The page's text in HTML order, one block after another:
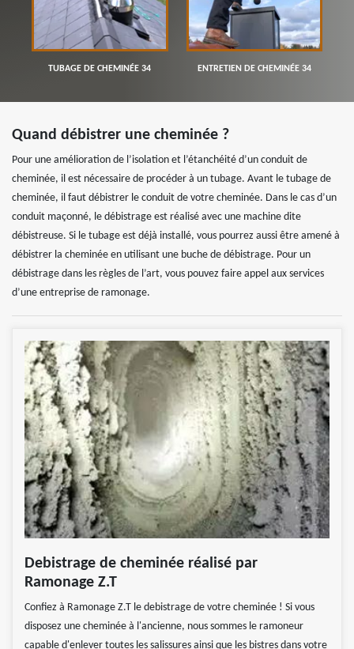
TUBAGE DE CHEMINÉE 34 ENTRETIEN DE CHEMINÉE 34
Quand débistrer une cheminée ?
Pour une amélioration de l’isolation et l’étanchéité d’un conduit de
cheminée, il est nécessaire de procéder à un tubage. Avant le tubage de
cheminée, il faut débistrer le conduit de votre cheminée. Dans le cas d’un
conduit maçonné, le débistrage est réalisé avec une machine dite
débistreuse. Si le tubage est déjà installé, vous pourrez aussi être amené à
débistrer la cheminée en utilisant une buche de débistrage. Pour un
débistrage dans les règles de l’art, vous pouvez faire appel aux services
d’une entreprise de ramonage.
Debistrage de cheminée réalisé par
Ramonage Z.T
Confiez à Ramonage Z.T le debistrage de votre cheminée ! Si vous
disposez une cheminée à l'ancienne, nous sommes le ramoneur
capable d'enlever toutes les salissures ainsi que les bistres dans votre